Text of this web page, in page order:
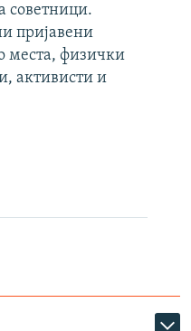
советници.
пријавени
места, физички
активисти и